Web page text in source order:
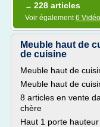
→ 228 articles
Voir également6
Meuble haut de
de cuisine
Meuble haut de
Meuble haut de
8 articles en vente
chère
Haut 1 porte